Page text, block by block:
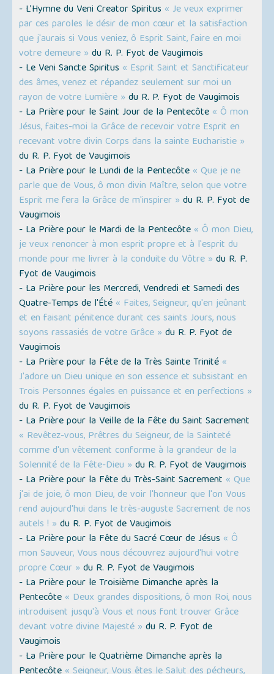
- L’Hymne du Veni Creator Spiritus « Je veux exprimer
par ces paroles le désir de mon cœur et la satisfaction
que j'aurais si Vous veniez, ô Esprit Saint, faire en moi
votre demeure » du R. P. Fyot de Vaugimois
- Le Veni Sancte Spiritus « Esprit Saint et Sanctificateur
des âmes, venez et répandez seulement sur moi un
rayon de votre Lumière » du R. P. Fyot de Vaugimois
- La Prière pour le Saint Jour de la Pentecôte « Ô mon
Jésus, faites-moi la Grâce de recevoir votre Esprit en
recevant votre divin Corps dans la sainte Eucharistie »
du R. P. Fyot de Vaugimois
- La Prière pour le Lundi de la Pentecôte « Que je ne
parle que de Vous, ô mon divin Maître, selon que votre
Esprit me fera la Grâce de m'inspirer » du R. P. Fyot de
Vaugimois
- La Prière pour le Mardi de la Pentecôte « Ô mon Dieu,
je veux renoncer à mon esprit propre et à l'esprit du
monde pour me livrer à la conduite du Vôtre » du R. P.
Fyot de Vaugimois
- La Prière pour les Mercredi, Vendredi et Samedi des
Quatre-Temps de l'Été « Faites, Seigneur, qu'en jeûnant
et en faisant pénitence durant ces saints Jours, nous
soyons rassasiés de votre Grâce » du R. P. Fyot de
Vaugimois
- La Prière pour la Fête de la Très Sainte Trinité «
J'adore un Dieu unique en son essence et subsistant en
Trois Personnes égales en puissance et en perfections »
du R. P. Fyot de Vaugimois
- La Prière pour la Veille de la Fête du Saint Sacrement
« Revêtez-vous, Prêtres du Seigneur, de la Sainteté
comme d'un vêtement conforme à la grandeur de la
Solennité de la Fête-Dieu » du R. P. Fyot de Vaugimois
- La Prière pour la Fête du Très-Saint Sacrement « Que
j'ai de joie, ô mon Dieu, de voir l'honneur que l'on Vous
rend aujourd'hui dans le très-auguste Sacrement de nos
autels ! » du R. P. Fyot de Vaugimois
- La Prière pour la Fête du Sacré Cœur de Jésus « Ô
mon Sauveur, Vous nous découvrez aujourd'hui votre
propre Cœur » du R. P. Fyot de Vaugimois
- La Prière pour le Troisième Dimanche après la
Pentecôte « Deux grandes dispositions, ô mon Roi, nous
introduisent jusqu'à Vous et nous font trouver Grâce
devant votre divine Majesté » du R. P. Fyot de
Vaugimois
- La Prière pour le Quatrième Dimanche après la